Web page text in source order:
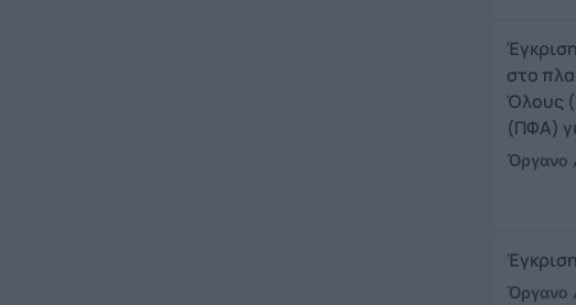
στο
Όλους
(ΠΦΑ)
Όργανο
Όργανο